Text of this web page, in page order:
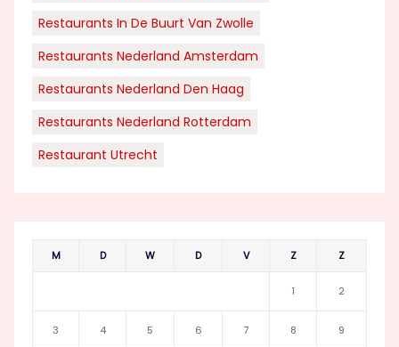
Restaurants In De Buurt Van Zwolle
Restaurants Nederland Amsterdam
Restaurants Nederland Den Haag
Restaurants Nederland Rotterdam
Restaurant Utrecht
M D W D V Z Z
1 2
3 4 5 6 7 8 9